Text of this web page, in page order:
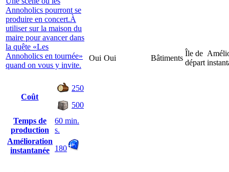
Annoholics pourront se
produire en concert.À
utiliser sur la maison du
maire pour avancer dans
la quête «Les
Annoholics en tournée»
quand on vous y invite.
Coût
250
500
Temps de
production
60 min.
s.
Amélioration
instantanée
180
Oui Oui Bâtiments
Île de
départ